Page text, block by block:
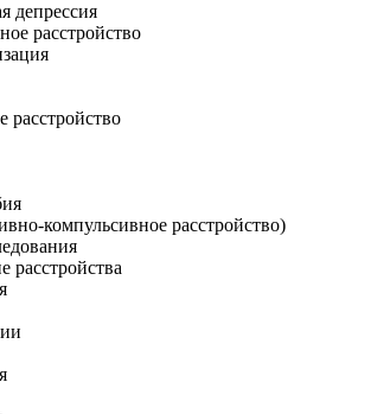
депрессия
расстройство
расстройство
компульсивное расстройство)
расстройства